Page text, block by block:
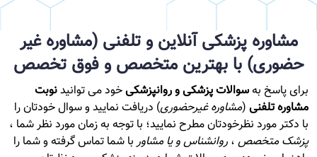
مشاوره پزشکی آنلاین و تلفنی (مشاوره غیر
حضوری) با بهترین متخصص و فوق تخصص
برای پاسخ بهسوالات پزشکی و روانپزشکیخود می توانیدنوبت
مشاوره تلفنی (مشاوره غیرحضوری) دریافت نمایید و سوال خودتان را
با دکتر مورد نظرخودتان مطرح نمایید؛ با توجه به زمان مورد نظر شما ،
پزشک متخصص ، روانشناس و یا مشاوربا شما تماس گرفته و شما را